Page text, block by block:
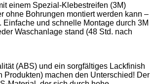
einem Spezial-Klebestreifen (3M)
ohne Bohrungen montiert werden kann –
Einfache und schnelle Montage durch 3M
Waschanlage stand (48 Std. nach
(ABS) und ein sorgfältiges Lackfinish
Produkten) machen den Unterschied! Der